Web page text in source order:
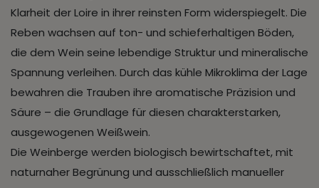
Klarheit der Loire in ihrer reinsten Form widerspiegelt. Die
Reben wachsen auf ton- und schieferhaltigen Böden,
die dem Wein seine lebendige Struktur und mineralische
Spannung verleihen. Durch das kühle Mikroklima der Lage
bewahren die Trauben ihre aromatische Präzision und
Säure – die Grundlage für diesen charakterstarken,
ausgewogenen Weißwein.
Die Weinberge werden biologisch bewirtschaftet, mit
naturnaher Begrünung und ausschließlich manueller